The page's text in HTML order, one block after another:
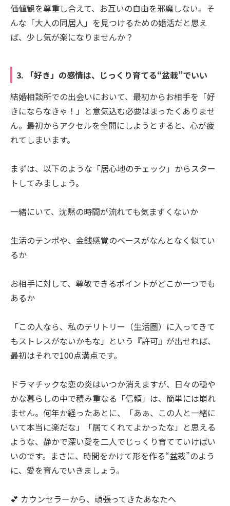
価値観を尊重し合えて、お互いの自由を邪魔しない。そ
んな「大人の同居人」を見つけるための婚活だと思え
ば、少し気が楽になりませんか？
3. 「好き」の感情は、じっくり育てる“盆栽”でいい
結婚相談所での出会いにおいて、最初からお相手を「好
きにならなきゃ！」と意気込む必要はまったくありませ
ん。最初からアクセルを全開にしようとすると、心が疲
れてしまいます。
まずは、以下のような「居心地のチェック」からスター
トしてみましょう。
一緒にいて、沈黙の時間が流れても気まずくないか
生活のテンポや、金銭感覚のベースがなんとなく似てい
るか
お相手に対して、尊敬できるポイントがどこか一つでも
あるか
「この人なら、私のテリトリー（生活圏）に入ってきて
もストレスがないかもな」という『許可』が出せれば、
最初はそれで100点満点です。
ドラマチックな恋の炎はいつか消えますが、日々の穏や
かな暮らしの中で積み重なる「信頼」は、簡単には崩れ
ません。何年か経ったあとに、「あぁ、この人と一緒に
いて本当に楽だな」「居てくれてよかったな」と思える
ような、静かで深い愛を二人でじっくり育てていけばい
いのです。まさに、時間をかけて形を作る“盆栽”のよう
に、愛を育んでいきましょう。
💕 カウンセラーから、頑張ってきたあなたへ